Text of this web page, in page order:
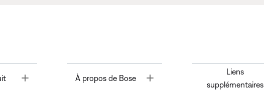
À propos de Bose Toggle
Liens
supplémentaires